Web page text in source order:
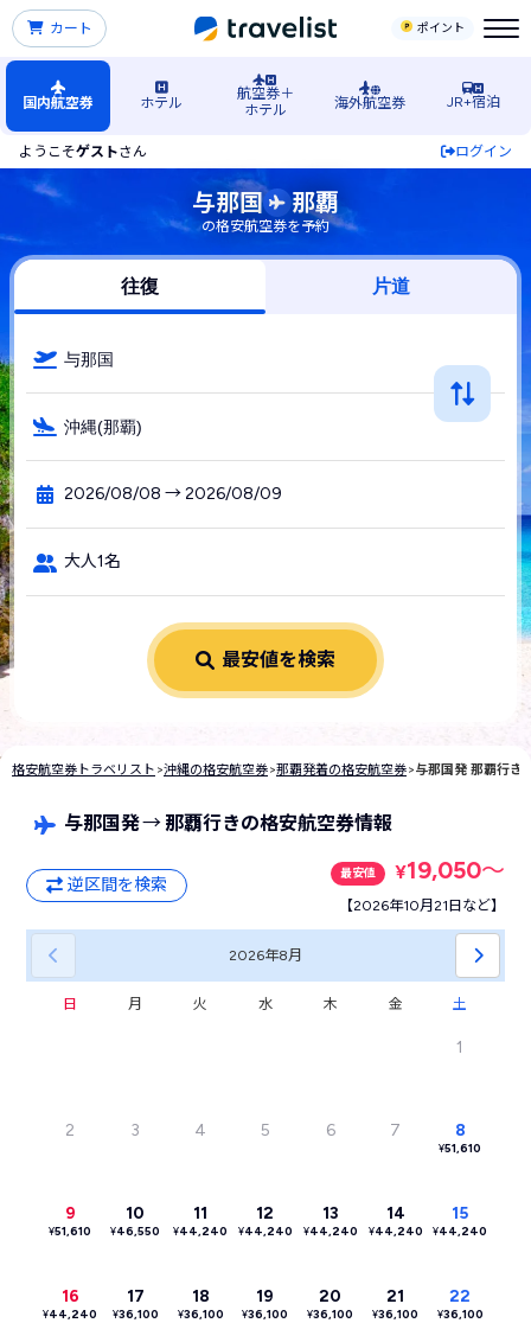
ポイント
カート
国内航空券 ホテル
航空券＋
ホテル
海外航空券 JR+宿泊
ようこそゲストさん ログイン
与那国島空港発→那覇（沖縄）空港行きの格安航空券・飛行
与那国 那覇
の格安航空券を予約
往復 片道
与那国
沖縄(那覇)
2026/08/08 → 2026/08/09
大人1名
最安値を検索
格安航空券トラベリスト >沖縄の格安航空券>那覇発着の格安航空券>与那国発 那覇行き
与那国発→那覇行きの格安航空券情報
逆区間を検索
最安値 ¥19,050〜
【2026年10月21日など】
2026年8月
日 月 火 水 木 金 土
1
2 3 4 5 6 7 8
¥51,610
9
¥51,610
10
¥46,550
11
¥44,240
12
¥44,240
13
¥44,240
14
¥44,240
15
¥44,240
16
¥44,240
17
¥36,100
18
¥36,100
19
¥36,100
20
¥36,100
21
¥36,100
22
¥36,100